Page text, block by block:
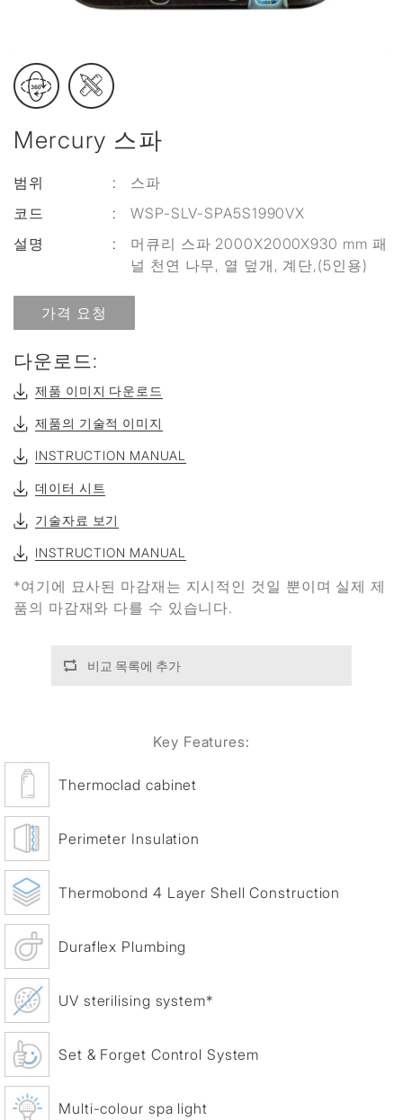
Mercury 스파
범위 :
스파
코드
:
WSP-SLV-SPA5S1990VX
설명
:
머큐리 스파 2000X2000X930 mm 패
널 천연 나무, 열 덮개, 계단,(5인용)
가격 요청
다운로드:
제품 이미지 다운로드
제품의 기술적 이미지
INSTRUCTION MANUAL
데이터 시트
기술자료 보기
INSTRUCTION MANUAL
*여기에 묘사된 마감재는 지시적인 것일 뿐이며 실제 제
품의 마감재와 다를 수 있습니다.
비교 목록에 추가
Key Features:
Thermoclad cabinet
Perimeter Insulation
Thermobond 4 Layer Shell Construction
Duraflex Plumbing
UV sterilising system*
Set & Forget Control System
Multi-colour spa light